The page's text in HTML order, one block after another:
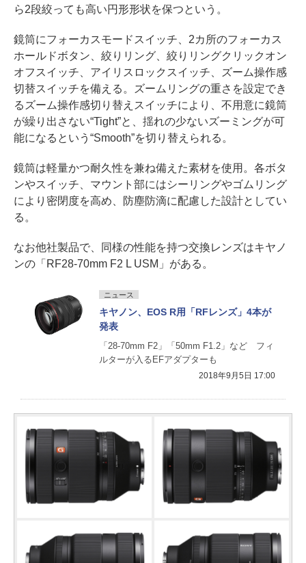
ら2段絞っても高い円形形状を保つという。
鏡筒にフォーカスモードスイッチ、2カ所のフォーカス
ホールドボタン、絞りリング、絞りリングクリックオン
オフスイッチ、アイリスロックスイッチ、ズーム操作感
切替スイッチを備える。ズームリングの重さを設定でき
るズーム操作感切り替えスイッチにより、不用意に鏡筒
が繰り出さない“Tight”と、揺れの少ないズーミングが可
能になるという“Smooth”を切り替えられる。
鏡筒は軽量かつ耐久性を兼ね備えた素材を使用。各ボタ
ンやスイッチ、マウント部にはシーリングやゴムリング
により密閉度を高め、防塵防滴に配慮した設計としてい
る。
なお他社製品で、同様の性能を持つ交換レンズはキヤノ
ンの「RF28-70mm F2 L USM」がある。
ニュース
キヤノン、EOS R用「RFレンズ」4本が
発表
「28-70mm F2」「50mm F1.2」など フィ
ルターが入るEFアダプターも
2018年9月5日 17:00